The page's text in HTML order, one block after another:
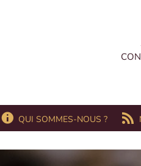
QUI SOMMES-NOUS ?